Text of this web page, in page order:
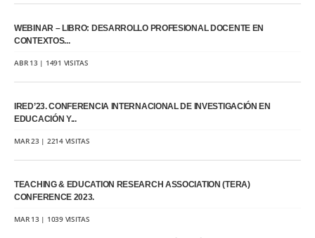
WEBINAR – LIBRO: DESARROLLO PROFESIONAL DOCENTE EN
CONTEXTOS...
ABR 13 | 1491 VISITAS
IRED’23. CONFERENCIA INTERNACIONAL DE INVESTIGACIÓN EN
EDUCACIÓN Y...
MAR 23 | 2214 VISITAS
TEACHING & EDUCATION RESEARCH ASSOCIATION (TERA)
CONFERENCE 2023.
MAR 13 | 1039 VISITAS